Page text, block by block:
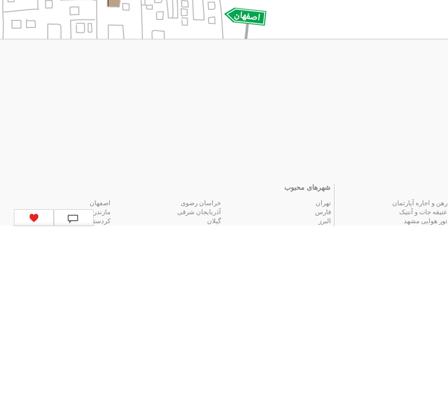
رهن و اجاره آپارتمان
عتیقه جات و آنتیک
تور هوایی مشهد
شهرهای محبوب
تهران خراسان رضوی
اصفهان
فارس
آذربایجان شرقی
مازندران
البرز
گیلان کردستان